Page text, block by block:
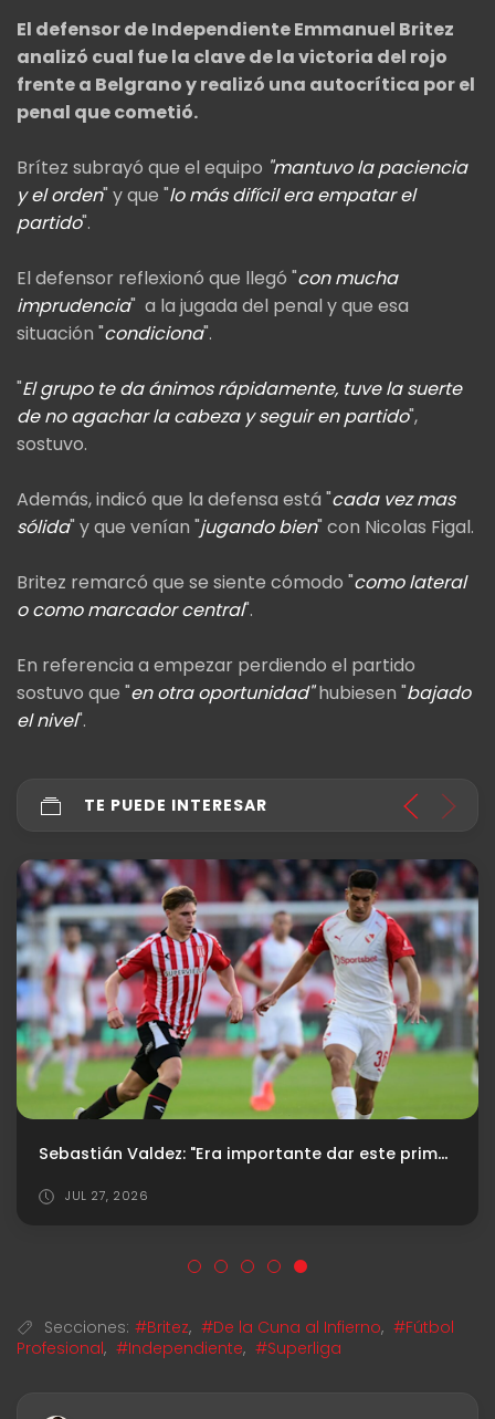
El defensor de Independiente Emmanuel Britez
analizó cual fue la clave de la victoria del rojo
frente a Belgrano y realizó una autocrítica por el
penal que cometió.
Brítez subrayó que el equipo "mantuvo la paciencia
y el orden" y que "lo más difícil era empatar el
partido".
El defensor reflexionó que llegó "con mucha
imprudencia" a la jugada del penal y que esa
situación "condiciona".
"El grupo te da ánimos rápidamente, tuve la suerte
de no agachar la cabeza y seguir en partido",
sostuvo.
Además, indicó que la defensa está "cada vez mas
sólida" y que venían "jugando bien" con Nicolas Figal.
Britez remarcó que se siente cómodo "como lateral
o como marcador central".
En referencia a empezar perdiendo el partido
sostuvo que "en otra oportunidad"hubiesen "bajado
el nivel".
TE PUEDE INTERESAR
Sebastián Valdez: "Era importante dar este primer paso"
JUL 27, 2026
Secciones: #Britez, #De la Cuna al Infierno, #Fútbol
Profesional, #Independiente, #Superliga